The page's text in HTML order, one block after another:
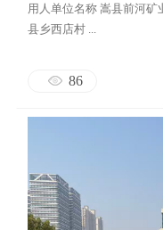
用人单位名称 嵩县前河矿
县乡西店村 ...
86